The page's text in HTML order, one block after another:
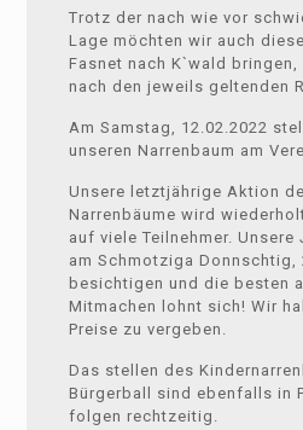
Trotz der nach wie vor
Lage möchten wir auch
Fasnet nach K`wald
nach den jeweils geltenden
Am Samstag, 12.02.2022
unseren Narrenbaum am
Unsere letztjährige Aktion
Narrenbäume wird
auf viele Teilnehmer. Unsere
am Schmotziga Donnschtig,
besichtigen und die besten
Mitmachen lohnt sich! Wir
Preise zu vergeben.
Das stellen des
Bürgerball sind ebenfalls in
folgen rechtzeitig.